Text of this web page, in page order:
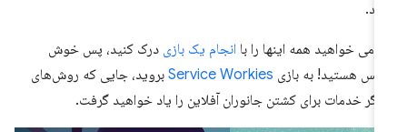
می خواهید همه اینها را با انجام یک بازی درک کنید، پس خوش
هستید! به بازیService Workiesبروید، جایی که روش‌های
خدمات برای کشتن جانوران آفلاین را یاد خواهید گرفت.